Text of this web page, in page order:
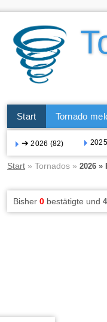
Start Tornado
➔ 2026 (82)
Start » Tornados » 2026 »
Bisher 0 bestätigte und 4